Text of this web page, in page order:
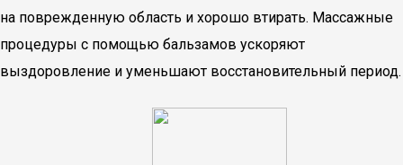
на поврежденную область и хорошо втирать. Массажные
процедуры с помощью бальзамов ускоряют
выздоровление и уменьшают восстановительный период.